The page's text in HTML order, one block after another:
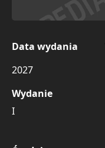
Data wydania
2027
Wydanie
I